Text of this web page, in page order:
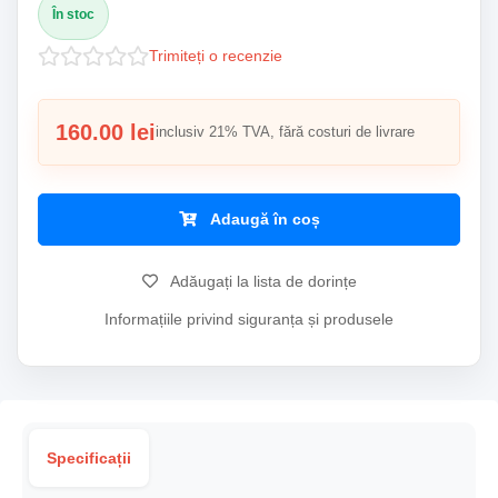
În stoc
Trimiteți o recenzie
160.00 leiinclusiv 21% TVA, fără costuri de livrare
Adaugă în coș
Adăugați la lista de dorințe
Informațiile privind siguranța și produsele
Specificații